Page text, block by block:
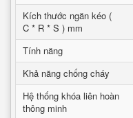
Kích thước ngăn kéo (
C * R * S ) mm
Tính năng
Khả năng chống cháy
Hệ thống khóa liên hoàn
thông minh